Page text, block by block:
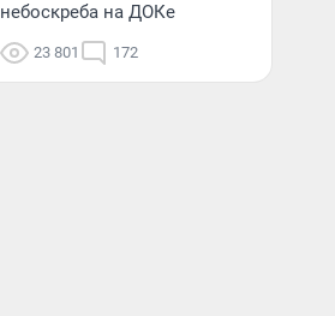
небоскреба на ДОКе
23 801 172